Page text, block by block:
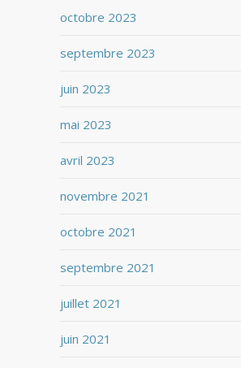
octobre 2023
septembre 2023
juin 2023
mai 2023
avril 2023
novembre 2021
octobre 2021
septembre 2021
juillet 2021
juin 2021